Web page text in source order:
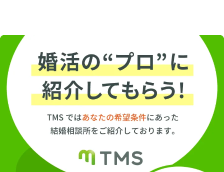
なく昔ながらの「手
組み」という直接仲
人同士でお相手を探
してくる方法などあ
らゆる角度からサポ
ートします。ご成婚
後もブライダルリン
グ、式場、お住ま
い、お車、ライフプ
ランニングなど様々
なアフターマリッジ
のご提案も充実して
いるオールイン結婚
相談所です。